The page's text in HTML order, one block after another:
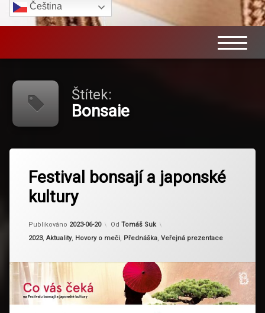
Čeština‎
Štítek:
Bonsaie
Festival bonsají a japonské
kultury
Publikováno 2023-06-20 Od Tomáš Suk
Kategorie:
2023, Aktuality, Hovory o meči Přednáška Veřejná prezentace
Bonsaie